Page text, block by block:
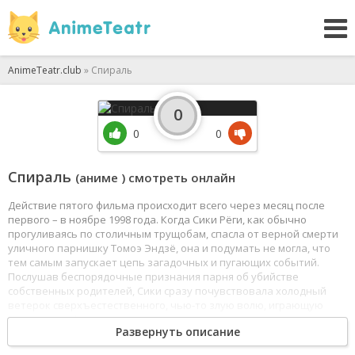
AnimeTeatr.club » Спираль
Спираль (аниме ) смотреть онлайн
Действие пятого фильма происходит всего через месяц после
первого – в ноябре 1998 года. Когда Сики Рёги, как обычно
прогуливаясь по столичным трущобам, спасла от верной смерти
уличного парнишку Томоэ Эндзё, она и подумать не могла, что
тем самым запускает цепь загадочных и пугающих событий.
Послушав беспорядочные признания парня об убийстве
собственных родителей, Сики сразу почувствовала холодный
чужими судьбами.
В этом странном и захватывающем фильме в гости к Токо
Аодзаки приходит прошлое в лице старых знакомых из
Развернуть описание
0
0
0